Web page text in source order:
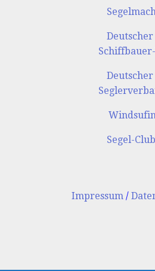
Deutscher
Segel-
Impressum /